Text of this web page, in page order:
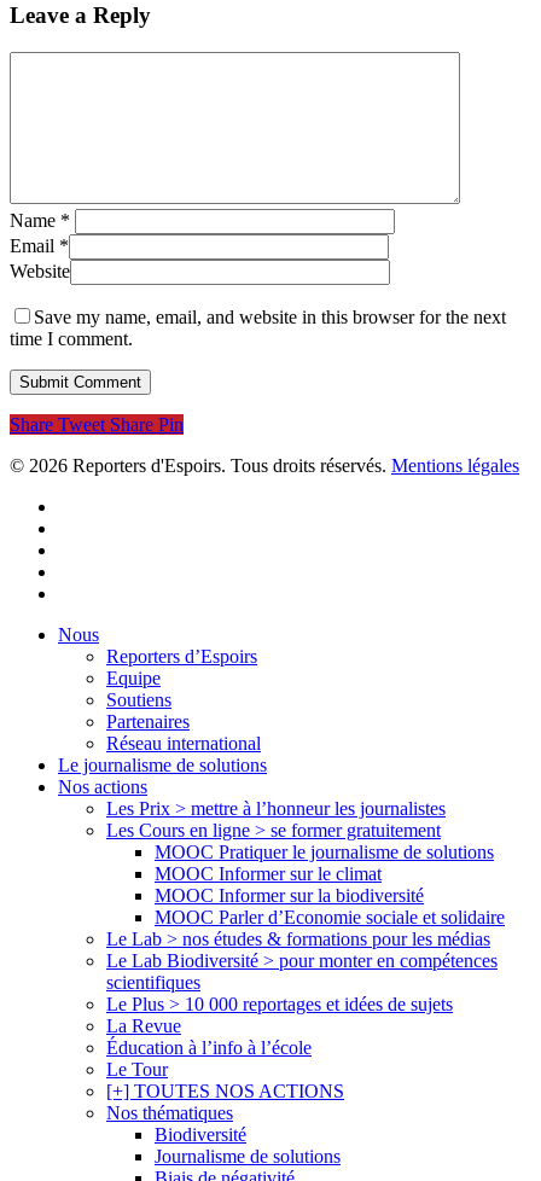
Leave a Reply
Name *
Email *
Website
Save my name, email, and website in this browser for the next
time I comment.
Share Tweet Share Pin
© 2026 Reporters d'Espoirs. Tous droits réservés. Mentions légales
Close
Nous
Reporters d’Espoirs
Equipe
Soutiens
Partenaires
Réseau international
Le journalisme de solutions
Nos actions
Les Prix > mettre à l’honneur les journalistes
Les Cours en ligne > se former gratuitement
MOOC Pratiquer le journalisme de solutions
MOOC Informer sur le climat
MOOC Informer sur la biodiversité
MOOC Parler d’Economie sociale et solidaire
Le Lab > nos études & formations pour les médias
Le Lab Biodiversité > pour monter en compétences
scientifiques
Le Plus > 10 000 reportages et idées de sujets
La Revue
Éducation à l’info à l’école
Le Tour
[+] TOUTES NOS ACTIONS
Nos thématiques
Biodiversité
Journalisme de solutions